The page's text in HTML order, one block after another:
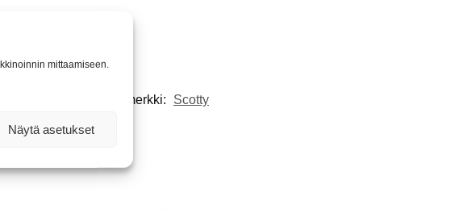
mittaamiseen.
Näytä asetukset
Tuotemerkki: Scotty